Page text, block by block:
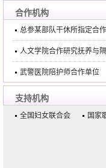
合作机构
总参某部队干休所指定合
人文学院合作研究抚养与
武警医院陪护师合作单位
支持机构
全国妇女联合会 国家